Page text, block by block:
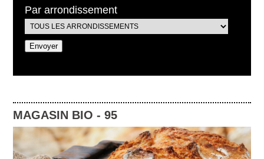
Par arrondissement
MAGASIN BIO -95